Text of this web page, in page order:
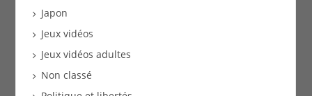
Japon
Jeux vidéos
Jeux vidéos adultes
Non classé